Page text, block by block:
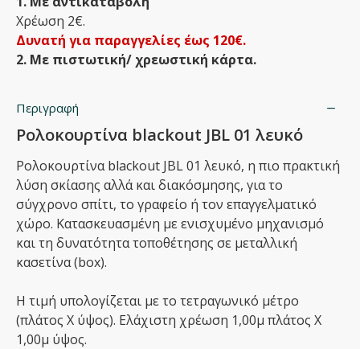
Χρέωση 2€.
Δυνατή για παραγγελίες έως 120€.
2. Με πιστωτική/ χρεωστική κάρτα.
Περιγραφή
Ρολοκουρτίνα blackout JBL 01 λευκό
Ρολοκουρτίνα blackout JBL 01 λευκό, η πιο πρακτική
λύση σκίασης αλλά και διακόσμησης, για το
σύγχρονο σπίτι, το γραφείο ή τον επαγγελματικό
χώρο. Κατασκευασμένη με ενισχυμένο μηχανισμό
και τη δυνατότητα τοποθέτησης σε μεταλλική
κασετίνα (box).
Η τιμή υπολογίζεται με το τετραγωνικό μέτρο
(πλάτος Χ ύψος). Ελάχιστη χρέωση 1,00μ πλάτος Χ
1,00μ ύψος.